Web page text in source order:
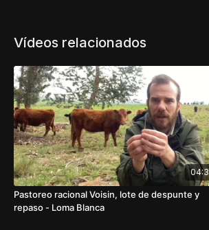
Vídeos relacionados
Pastoreo racional Voisin, lote de despunte y
repaso - Loma Blanca